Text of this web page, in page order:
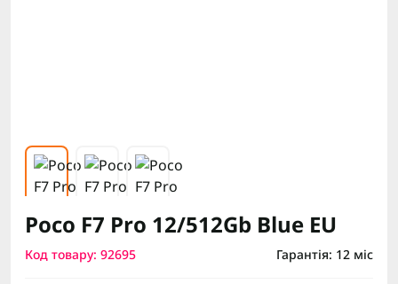
Poco F7 Pro 12/512Gb Blue EU
Код товару: 92695 Гарантія: 12 міс